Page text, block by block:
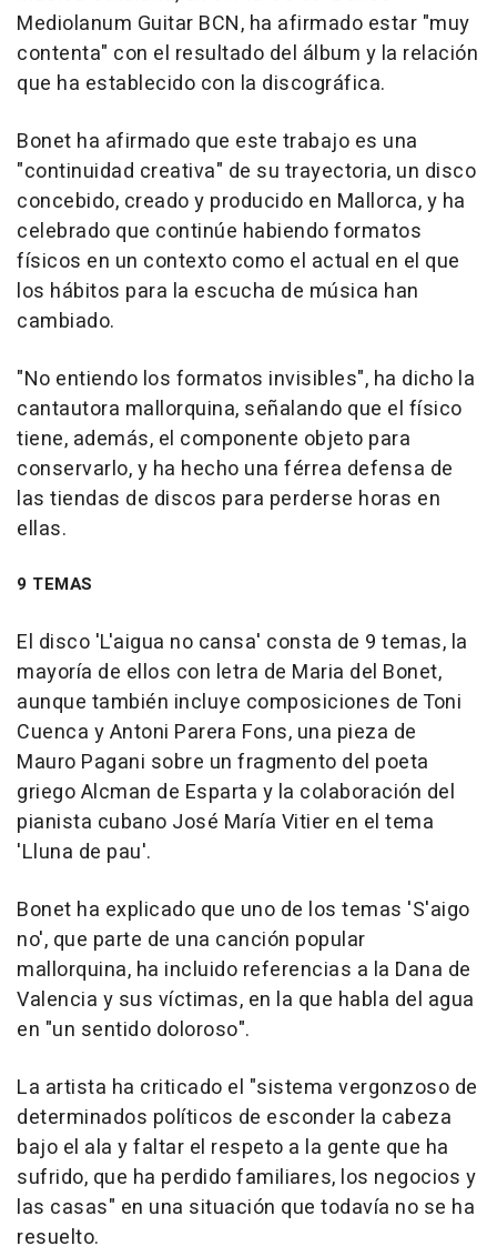
Mediolanum Guitar BCN, ha afirmado estar "muy
contenta" con el resultado del álbum y la relación
que ha establecido con la discográfica.
Bonet ha afirmado que este trabajo es una
"continuidad creativa" de su trayectoria, un disco
concebido, creado y producido en Mallorca, y ha
celebrado que continúe habiendo formatos
físicos en un contexto como el actual en el que
los hábitos para la escucha de música han
cambiado.
"No entiendo los formatos invisibles", ha dicho la
cantautora mallorquina, señalando que el físico
tiene, además, el componente objeto para
conservarlo, y ha hecho una férrea defensa de
las tiendas de discos para perderse horas en
ellas.
9 TEMAS
El disco 'L'aigua no cansa' consta de 9 temas, la
mayoría de ellos con letra de Maria del Bonet,
aunque también incluye composiciones de Toni
Cuenca y Antoni Parera Fons, una pieza de
Mauro Pagani sobre un fragmento del poeta
griego Alcman de Esparta y la colaboración del
pianista cubano José María Vitier en el tema
'Lluna de pau'.
Bonet ha explicado que uno de los temas 'S'aigo
no', que parte de una canción popular
mallorquina, ha incluido referencias a la Dana de
Valencia y sus víctimas, en la que habla del agua
en "un sentido doloroso".
La artista ha criticado el "sistema vergonzoso de
determinados políticos de esconder la cabeza
bajo el ala y faltar el respeto a la gente que ha
sufrido, que ha perdido familiares, los negocios y
las casas" en una situación que todavía no se ha
resuelto.